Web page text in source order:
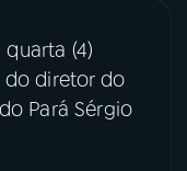
(4)
diretor do
Pará Sérgio